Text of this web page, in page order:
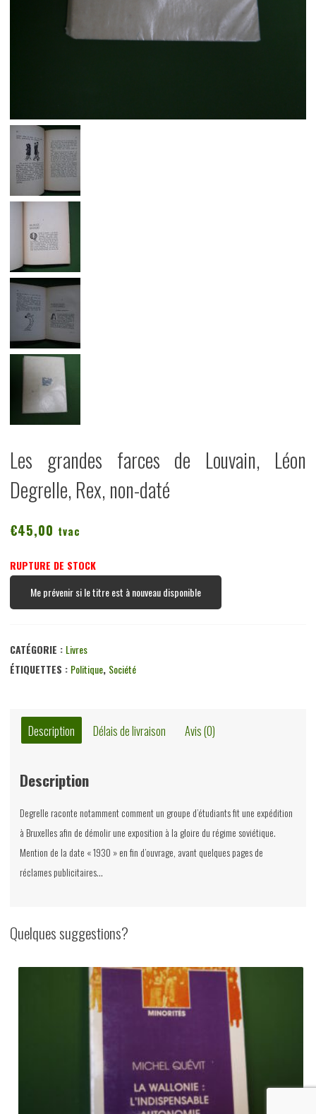
Les grandes farces de Louvain, Léon
Degrelle, Rex, non-daté
€45,00 tvac
RUPTURE DE STOCK
Me prévenir si le titre est à nouveau disponible
CATÉGORIE : Livres
ÉTIQUETTES : Politique, Société
Description Délais de livraison Avis (0)
Description
Degrelle raconte notamment comment un groupe d’étudiants fit une expédition
à Bruxelles afin de démolir une exposition à la gloire du régime soviétique.
Mention de la date « 1930 » en fin d’ouvrage, avant quelques pages de
réclames publicitaires…
Quelques suggestions?